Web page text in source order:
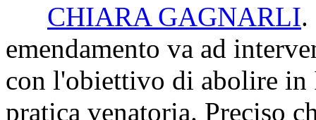
CHIARA GAGNARLI.
emendamento va ad
con l'obiettivo di abolire
pratica venatoria. Preciso